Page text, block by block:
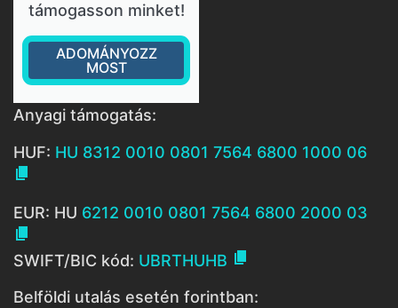
támogasson minket!
ADOMÁNYOZZ
MOST
Anyagi támogatás:
HUF: HU 8312 0010 0801 7564 6800 1000 06

EUR: HU 6212 0010 0801 7564 6800 2000 03

SWIFT/BIC kód: UBRTHUHB 
Belföldi utalás esetén forintban: